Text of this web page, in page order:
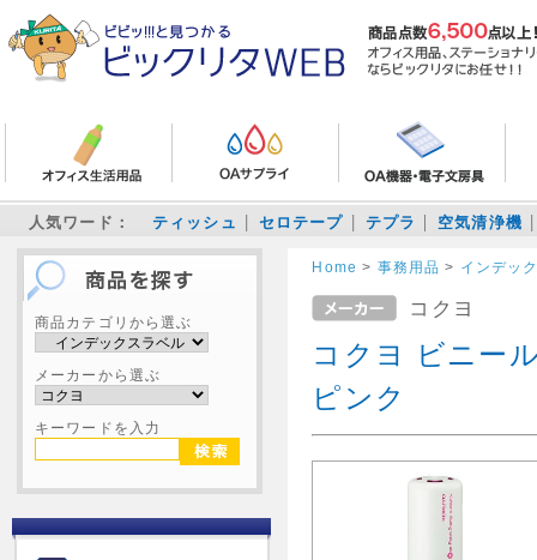
人気ワード： ティッシュ セロテープ テプラ 空気清浄機
商品カテゴリから選ぶ
メーカーから選ぶ
キーワードを入力
Home > 事務用品 > インデッ
コクヨ
コクヨ ビニ
ピンク